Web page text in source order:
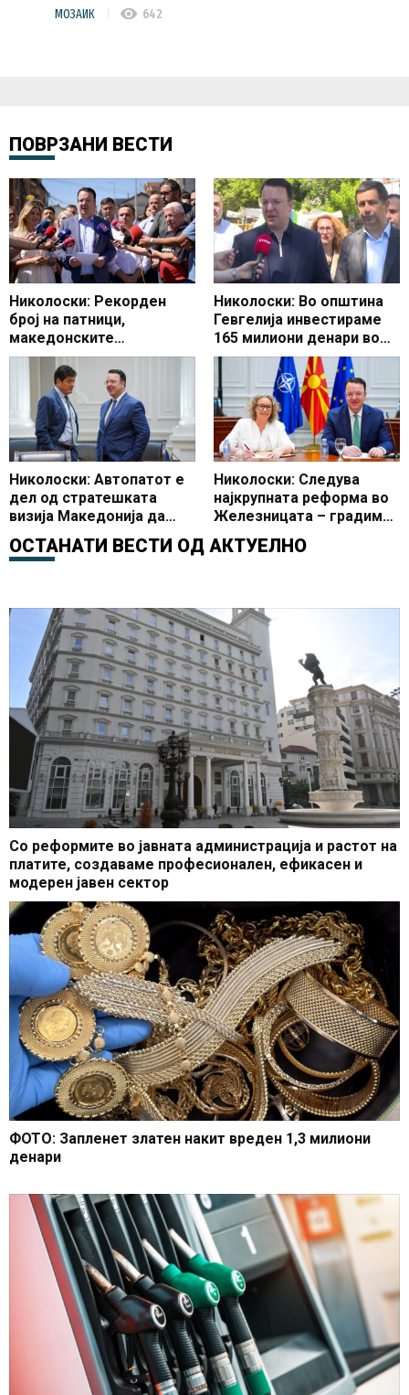
МОЗАИК visibility 642
ПОВРЗАНИ ВЕСТИ
Николоски: Рекорден
број на патници,
македонските
аеродроми со најголем
раст
Николоски: Во општина
Гевгелија инвестираме
165 милиони денари во
изградба на
инфраструктурата, ќе се
гради нов влез во градот
Николоски: Автопатот е
дел од стратешката
визија Македонија да
стане клучна
транспортна крстосница
Николоски: Следува
најкрупната реформа во
Железницата – градиме
нови пруги, набавуваме
нови локомотиви,
функционални
железнички
претпријатија
ОСТАНАТИ ВЕСТИ ОД АКТУЕЛНО
Со реформите во јавната администрација и растот на
платите, создаваме професионален, ефикасен и
модерен јавен сектор
ФОТО: Запленет златен накит вреден 1,3 милиони
денари